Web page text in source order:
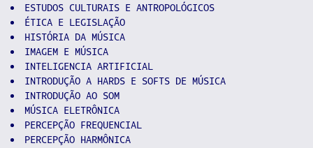
ESTUDOS CULTURAIS E ANTROPOLÓGICOS
ÉTICA E LEGISLAÇÃO
HISTÓRIA DA MÚSICA
IMAGEM E MÚSICA
INTELIGENCIA ARTIFICIAL
INTRODUÇÃO A HARDS E SOFTS DE MÚSICA
INTRODUÇÃO AO SOM
MÚSICA ELETRÔNICA
PERCEPÇÃO FREQUENCIAL
PERCEPÇÃO HARMÔNICA